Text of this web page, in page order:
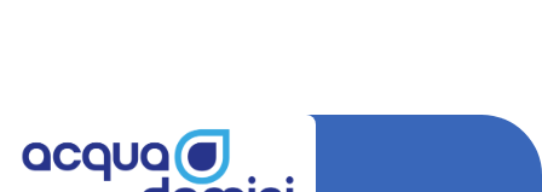
Fábrica de filtros para tratamento de água
Fabricantes de elementos filtrantes